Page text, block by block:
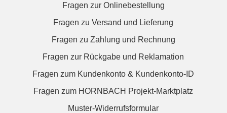
Fragen zur Onlinebestellung
Fragen zu Versand und Lieferung
Fragen zu Zahlung und Rechnung
Fragen zur Rückgabe und Reklamation
Fragen zum Kundenkonto & Kundenkonto-ID
Fragen zum HORNBACH Projekt-Marktplatz
Muster-Widerrufsformular